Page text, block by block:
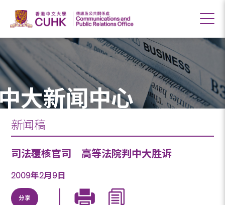
大新闻中心
新闻稿
司法覆核官司 高等法院判中大胜诉
2009年2月9日
分享